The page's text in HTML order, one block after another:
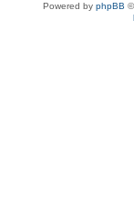
Powered by phpBB